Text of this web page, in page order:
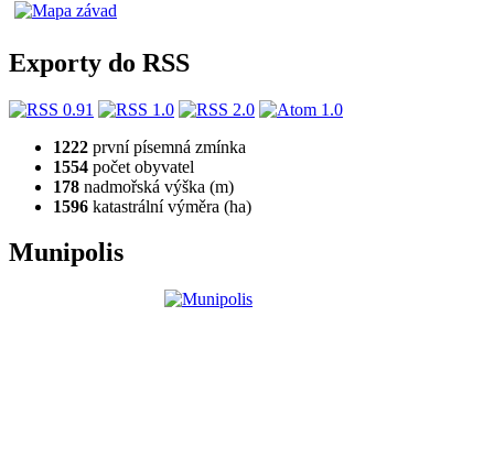
Exporty do RSS
1222 první písemná zmínka
1554 počet obyvatel
178 nadmořská výška (m)
1596 katastrální výměra (ha)
Munipolis